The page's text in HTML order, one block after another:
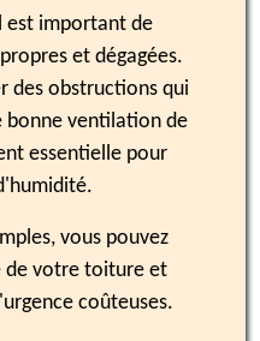
est important de
et dégagées.
des obstructions qui
bonne ventilation de
essentielle pour
vous pouvez
de votre toiture et
coûteuses.